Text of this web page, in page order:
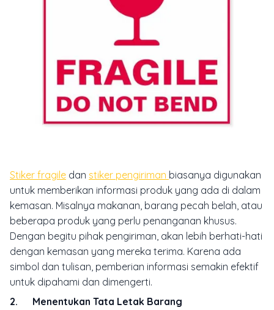
Stiker fragile dan stiker pengiriman biasanya digunakan
untuk memberikan informasi produk yang ada di dalam
kemasan. Misalnya makanan, barang pecah belah, atau
beberapa produk yang perlu penanganan khusus.
Dengan begitu pihak pengiriman, akan lebih berhati-hati
dengan kemasan yang mereka terima. Karena ada
simbol dan tulisan, pemberian informasi semakin efektif
untuk dipahami dan dimengerti.
2. Menentukan Tata Letak Barang